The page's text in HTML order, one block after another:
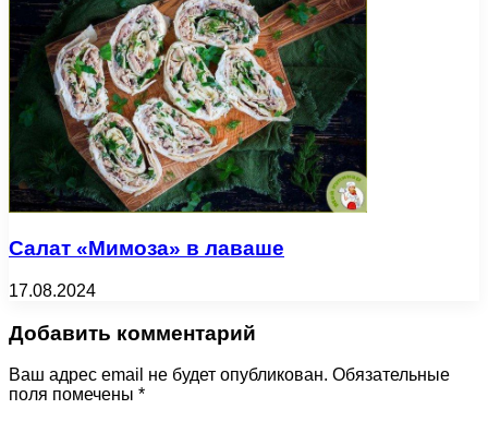
Салат «Мимоза» в лаваше
17.08.2024
Добавить комментарий
Ваш адрес email не будет опубликован. Обязательные
поля помечены *